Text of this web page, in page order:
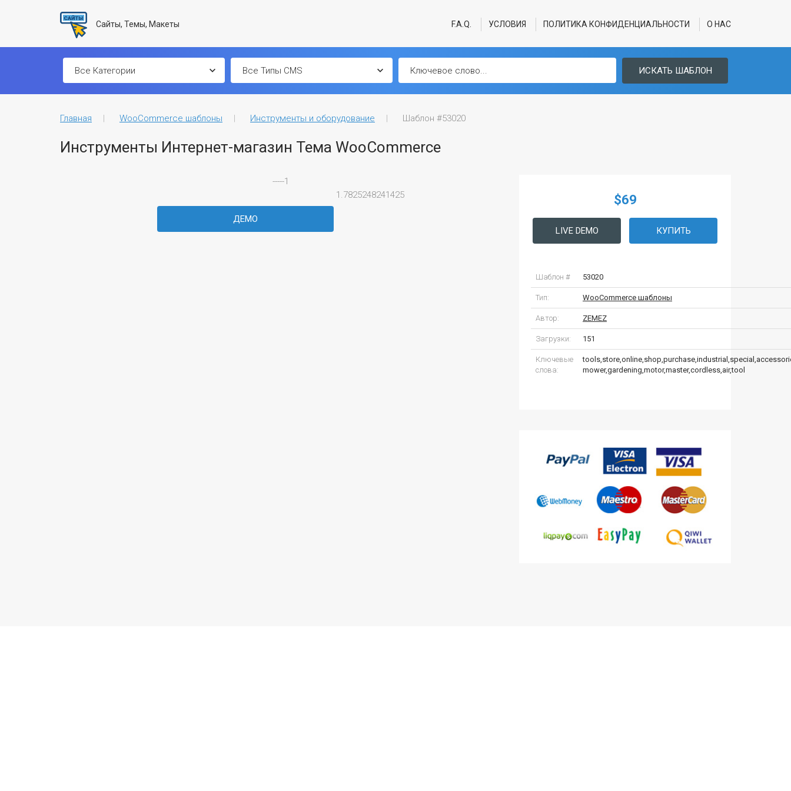
Сайты, Темы, Макеты F.A.Q. УСЛОВИЯ ПОЛИТИКА КОНФИДЕНЦИАЛЬНОСТИ О НАС
ИСКАТЬ ШАБЛОН
Главная WooCommerce шаблоны Инструменты и оборудование Шаблон #53020
Инструменты Интернет-магазин Тема WooCommerce
-----1
ДЕМО
1.7825248241425 $69
LIVE DEMO КУПИТЬ
Шаблон # 53020
Тип: WooCommerce шаблоны
Автор: ZEMEZ
Загрузки: 151
Ключевые
слова:
mower,gardening,motor,master,cordless,air,tool